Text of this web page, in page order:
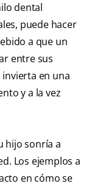
dental
puede hacer
a que un
entre sus
en una
y a la vez
hijo sonría a
Los ejemplos a
en cómo se